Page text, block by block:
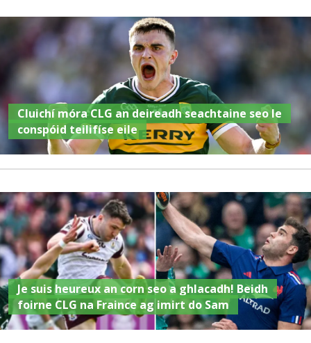
Cluichí móra CLG an deireadh seachtaine seo le
conspóid teilifíse eile
Je suis heureux an corn seo a ghlacadh! Beidh
foirne CLG na Fraince ag imirt do Sam